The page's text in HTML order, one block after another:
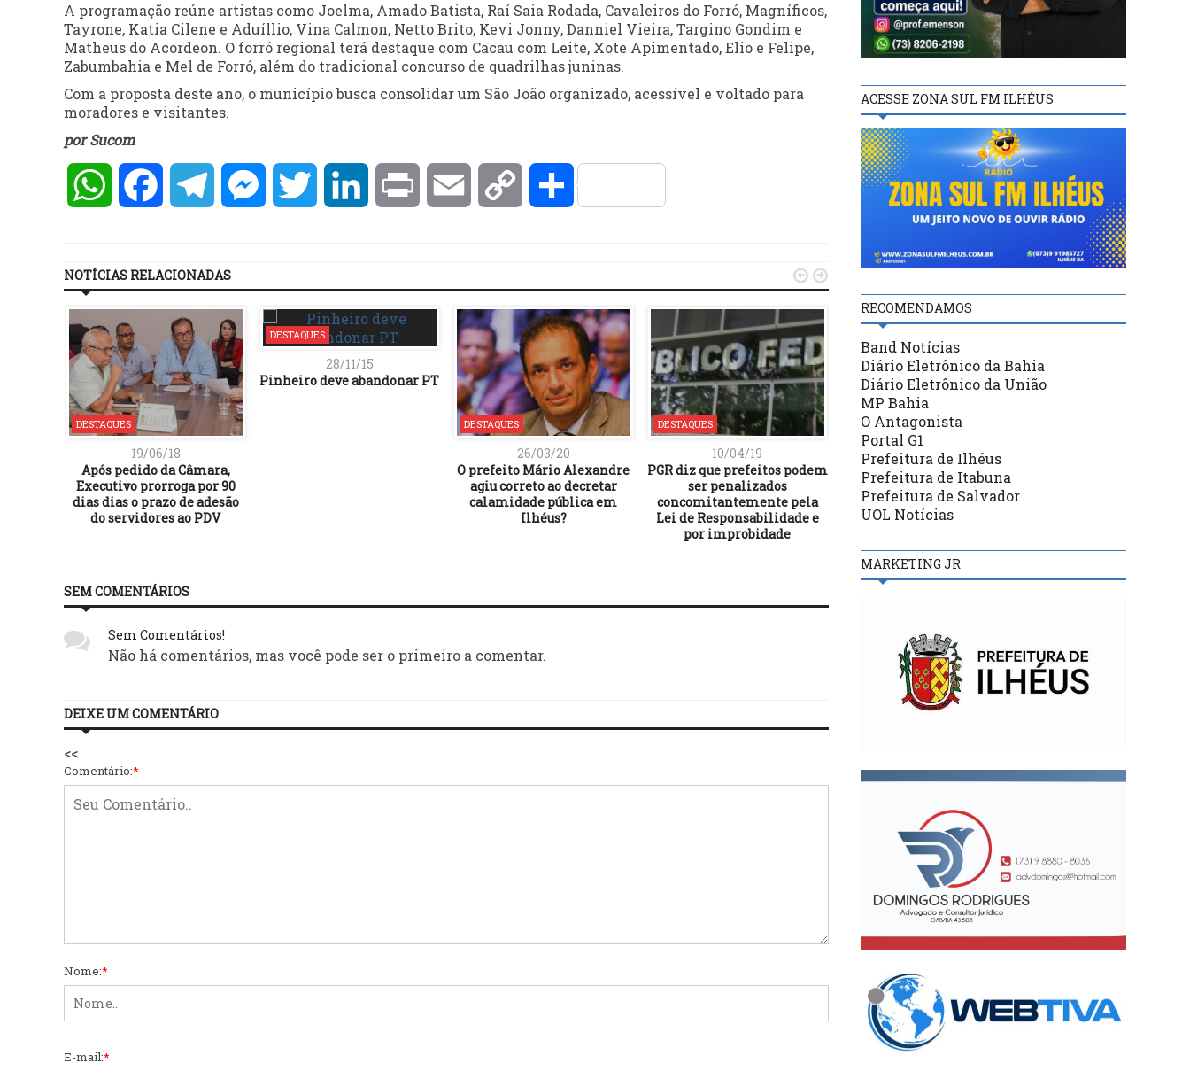
A programação reúne artistas como Joelma, Amado Batista, Raí Saia Rodada, Cavaleiros do Forró, Magníficos,
Tayrone, Katia Cilene e Aduíllio, Vina Calmon, Netto Brito, Kevi Jonny, Danniel Vieira, Targino Gondim e
Matheus do Acordeon. O forró regional terá destaque com Cacau com Leite, Xote Apimentado, Elio e Felipe,
Zabumbahia e Mel de Forró, além do tradicional concurso de quadrilhas juninas.
Com a proposta deste ano, o município busca consolidar um São João organizado, acessível e voltado para
moradores e visitantes.
por Sucom
WhatsAppFacebookTelegramMessengerTwitter LinkedInPrint Email Copy Compartilhar
NOTÍCIAS RELACIONADAS
DESTAQUES
19/06/18
Após pedido da Câmara,
Executivo prorroga por 90
dias dias o prazo de adesão
do servidores ao PDV
DESTAQUES
28/11/15
Pinheiro deve abandonar PT
DESTAQUES
26/03/20
O prefeito Mário Alexandre
agiu correto ao decretar
calamidade pública em
Ilhéus?
DESTAQUES
10/04/19
PGR diz que prefeitos podem
ser penalizados
concomitantemente pela
Lei de Responsabilidade e
por improbidade
DESTAQUES
20/04/23
Defesa Civil de Ilhéus emite
alerta de chuvas até
domingo (23); previsão
aponta 65 milímetros
 
SEM COMENTÁRIOS
Sem Comentários!
Não há comentários, mas você pode ser o primeiro a comentar.
DEIXE UM COMENTÁRIO
<<
Comentário:*
Nome:*
E-mail:*
ACESSE ZONA SUL FM ILHÉUS
RECOMENDAMOS
Band Notícias
Diário Eletrônico da Bahia
Diário Eletrônico da União
MP Bahia
O Antagonista
Portal G1
Prefeitura de Ilhéus
Prefeitura de Itabuna
Prefeitura de Salvador
UOL Notícias
MARKETING JR